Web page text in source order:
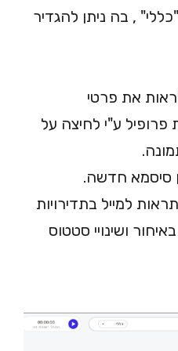
, בה ניתן להגדיר
את פרטי
פרופיל ע"י לחיצה על
.
סיסמא חדשה.
למייל בתדירויות
ושינויי סטטוס